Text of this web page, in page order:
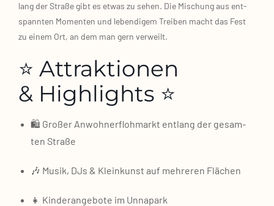
lang der Stra­ße gibt es etwas zu sehen. Die Mischung aus ent­
spann­ten Momen­ten und leben­di­gem Trei­ben macht das Fest
zu einem Ort, an dem man gern ver­weilt.
⭐ Attraktionen
& Highlights ⭐
🛍️ Gro­ßer Anwoh­ner­floh­markt ent­lang der gesam­
ten Stra­ße
🎶 Musik, DJs & Klein­kunst auf meh­re­ren Flä­chen
👧 Kin­der­an­ge­bo­te im Unna­park